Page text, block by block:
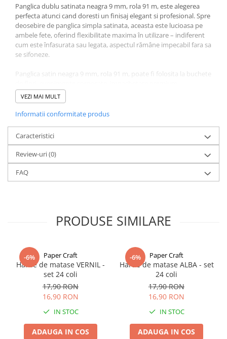
Panglica dublu satinata neagra 9 mm, rola 91 m, este alegerea
perfecta atunci cand doresti un finisaj elegant si profesional. Spre
deosebire de panglica simpla satinata, aceasta este lucioasa pe
ambele fete, oferind flexibilitate maxima în utilizare – indiferent
cum este înfasurata sau legata, aspectul rămâne impecabil fara sa
se sifoneze.
Panglica satin neagra 9 mm, rola 91 m, poate fi folosita la buchete
Halloween, gale elegante.
Fabricata din material de calitate superioara, panglica are o
gama larga de utilizari: fundite si ambalaje pentru cadouri,
decoratiuni la nunti, botezuri si alte evenimente, aranjamente
florale, proiecte de croitorie si accesorii fashion.
Disponibila în multiple latimi (6 mm, 9 mm, 16 mm, 22 mm, 28
mm, 38 mm) si o paleta bogata de culori, de la nuante clasice (alb,
VEZI MAI MULT
Informatii conformitate produs
Caracteristici
Review-uri(0)
FAQ
PRODUSE SIMILARE
-6% Paper Craft
Hartie de matase VERNIL -
set 24 coli
17,90 RON
16,90 RON
IN STOC
ADAUGA IN COS
-6% Paper Craft
Hartie de matase ALBA - set
24 coli
17,90 RON
16,90 RON
IN STOC
ADAUGA IN COS